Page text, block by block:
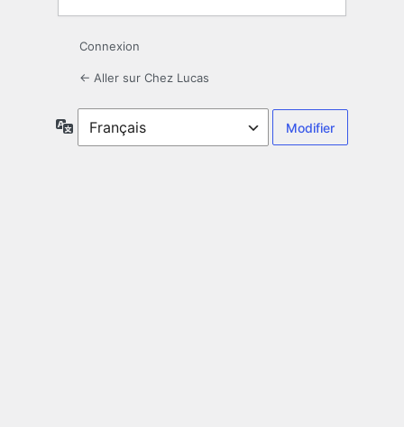
Connexion
← Aller sur Chez Lucas
Langue